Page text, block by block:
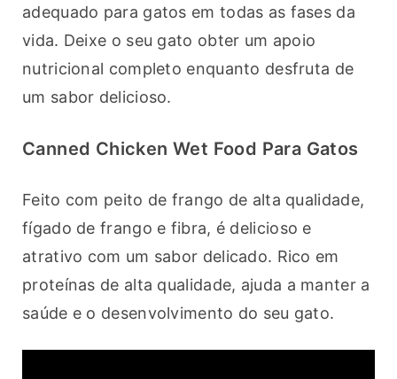
adequado para gatos em todas as fases da
vida. Deixe o seu gato obter um apoio
nutricional completo enquanto desfruta de
um sabor delicioso.
Canned Chicken Wet Food Para Gatos
Feito com peito de frango de alta qualidade,
fígado de frango e fibra, é delicioso e
atrativo com um sabor delicado. Rico em
proteínas de alta qualidade, ajuda a manter a
saúde e o desenvolvimento do seu gato.